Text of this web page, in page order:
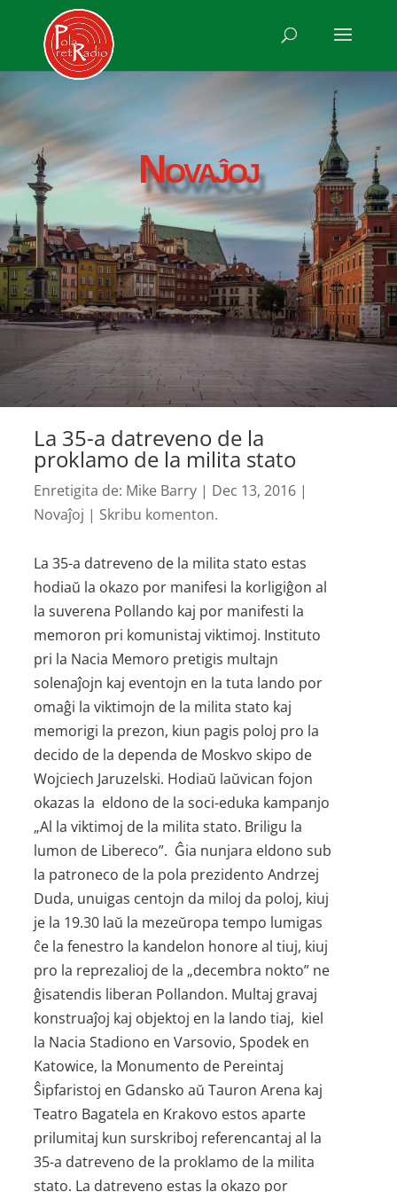
Novaĵoj
La 35-a datreveno de la
proklamo de la milita stato
Enretigita de: Mike Barry | Dec 13, 2016 |
Novaĵoj | Skribu komenton.
La 35-a datreveno de la milita stato estas
hodiaŭ la okazo por manifesi la korligiĝon al
la suverena Pollando kaj por manifesti la
memoron pri komunistaj viktimoj. Instituto
pri la Nacia Memoro pretigis multajn
solenaĵojn kaj eventojn en la tuta lando por
omaĝi la viktimojn de la milita stato kaj
memorigi la prezon, kiun pagis poloj pro la
decido de la dependa de Moskvo skipo de
Wojciech Jaruzelski. Hodiaŭ laŭvican fojon
okazas la eldono de la soci-eduka kampanjo
„Al la viktimoj de la milita stato. Briligu la
lumon de Libereco”. Ĝia nunjara eldono sub
la patroneco de la pola prezidento Andrzej
Duda, unuigas centojn da miloj da poloj, kiuj
je la 19.30 laŭ la mezeŭropa tempo lumigas
ĉe la fenestro la kandelon honore al tiuj, kiuj
pro la reprezalioj de la „decembra nokto” ne
ĝisatendis liberan Pollandon. Multaj gravaj
konstruaĵoj kaj objektoj en la lando tiaj, kiel
la Nacia Stadiono en Varsovio, Spodek en
Katowice, la Monumento de Pereintaj
Ŝipfaristoj en Gdansko aŭ Tauron Arena kaj
Teatro Bagatela en Krakovo estos aparte
prilumitaj kun surskriboj referencantaj al la
35-a datreveno de la proklamo de la milita
stato. La datreveno estas la okazo por